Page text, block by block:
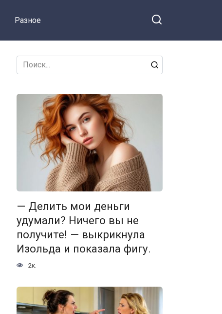
Разное
Search
for:
— Делить мои деньги
удумали? Ничего вы не
получите! — выкрикнула
Изольда и показала фигу.
2к.